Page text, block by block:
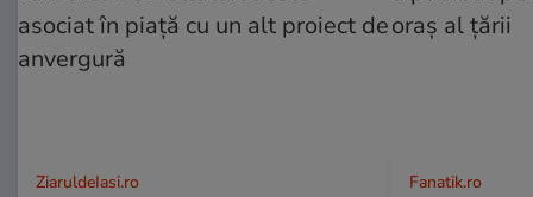
ZiaruldeIasi.ro Fanatik.ro